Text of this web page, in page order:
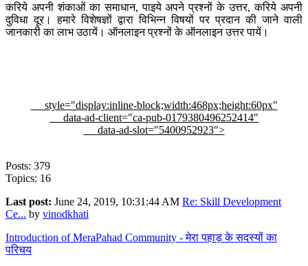
करिये अपनी शंकाओं का समाधान, पाइये अपने प्रश्नों के उत्तर, करिये अपनी
दुविधा दूर। हमारे विशेषज्ञों द्वारा विभिन्न विषयों पर प्रदान की जाने वाली
जानकारी का लाभ उठायें। ऑनलाइन प्रश्नों के ऑनलाइन उत्तर पायें।
style="display:inline-block;width:468px;height:60px"
data-ad-client="ca-pub-0179380496252414"
data-ad-slot="5400952923">
Posts: 379
Topics: 16
Last post: June 24, 2019, 10:31:44 AM Re: Skill Development
Ce... by vinodkhati
Introduction of MeraPahad Community - मेरा पहाड़ के सदस्यों का
परिचय